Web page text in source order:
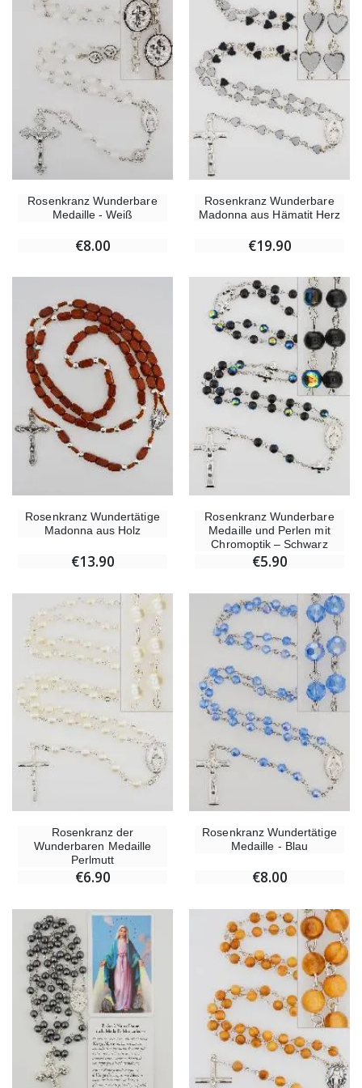
Rosenkranz Wunderbare
Medaille - Weiß
€8.00
Rosenkranz Wunderbare
Madonna aus Hämatit Herz
€19.90
Rosenkranz Wundertätige
Madonna aus Holz
€13.90
Rosenkranz Wunderbare
Medaille und Perlen mit
Chromoptik – Schwarz
€5.90
Rosenkranz der
Wunderbaren Medaille
Perlmutt
€6.90
Rosenkranz Wundertätige
Medaille - Blau
€8.00